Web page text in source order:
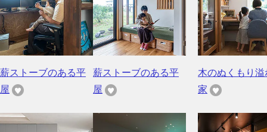
薪ストーブのある平
屋
薪ストーブのある平
屋
木のぬくもり溢
家